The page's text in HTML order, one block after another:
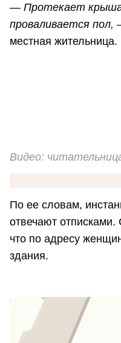
— Протекает
проваливается пол,
местная жительница.
Видео:
По ее словам,
отвечают отписками.
что по адресу
здания.